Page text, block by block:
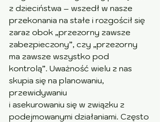
z dzieciństwa – wszedł w nasze
przekonania na stałe i rozgościł się
zaraz obok „przezorny zawsze
zabezpieczony”, czy „przezorny
ma zawsze wszystko pod
kontrolą”. Uważność wielu z nas
skupia się na planowaniu,
przewidywaniu
i asekurowaniu się w związku z
podejmowanymi działaniami. Często